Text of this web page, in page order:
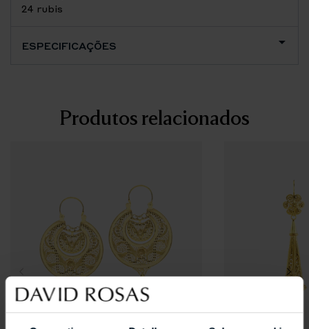
24 rubis
ESPECIFICAÇÕES
Produtos relacionados